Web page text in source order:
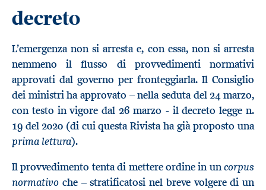
decreto
L’emergenza non si arresta e, con essa, non si arresta
nemmeno il flusso di provvedimenti normativi
approvati dal governo per fronteggiarla. Il Consiglio
dei ministri ha approvato – nella seduta del 24 marzo,
con testo in vigore dal 26 marzo - il decreto legge n.
19 del 2020 (di cui questa Rivista ha già proposto una
prima lettura).
Il provvedimento tenta di mettere ordine in uncorpus
normativo che – stratificatosi nel breve volgere di un